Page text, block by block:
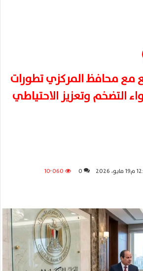
مع محافظ المركزي تطورات
التضخم وتعزيز الاحتياطي
2026
0
10٬060